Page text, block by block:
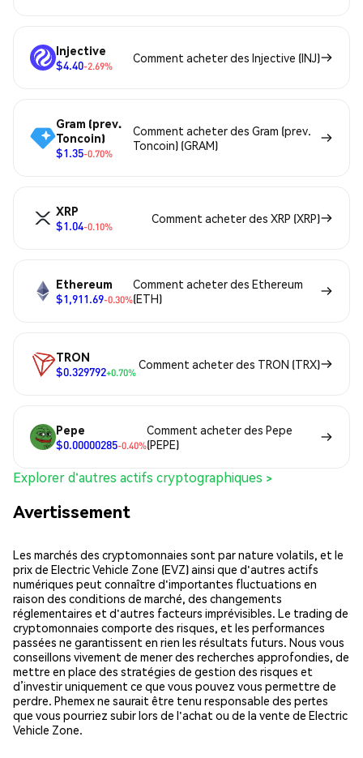
Injective
$4.40-2.69%
Comment acheter des Injective (INJ)
Gram (prev.
Toncoin)
$1.35-0.70%
Comment acheter des Gram (prev.
Toncoin) (GRAM)
XRP
$1.04-0.10%
Comment acheter des XRP (XRP)
Ethereum
$1,911.69-0.30%
Comment acheter des Ethereum
(ETH)
TRON
$0.329792+0.70%
Comment acheter des TRON (TRX)
Pepe
$0.00000285-0.40%
Comment acheter des Pepe
(PEPE)
Explorer d'autres actifs cryptographiques >
Avertissement
Les marchés des cryptomonnaies sont par nature volatils, et le
prix de Electric Vehicle Zone (EVZ) ainsi que d'autres actifs
numériques peut connaître d'importantes fluctuations en
raison des conditions de marché, des changements
réglementaires et d'autres facteurs imprévisibles. Le trading de
cryptomonnaies comporte des risques, et les performances
passées ne garantissent en rien les résultats futurs. Nous vous
conseillons vivement de mener des recherches approfondies, de
mettre en place des stratégies de gestion des risques et
d’investir uniquement ce que vous pouvez vous permettre de
perdre. Phemex ne saurait être tenu responsable des pertes
que vous pourriez subir lors de l'achat ou de la vente de Electric
Vehicle Zone.